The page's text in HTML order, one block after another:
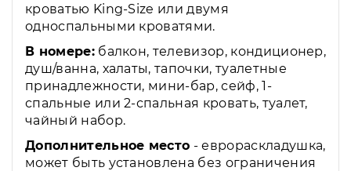
кроватью King-Size или двумя
односпальными кроватями.
В номере:балкон, телевизор, кондиционер,
душ/ванна, халаты, тапочки, туалетные
принадлежности, мини-бар, сейф, 1-
спальные или 2-спальная кровать, туалет,
чайный набор.
Дополнительное место - еврораскладушка,
может быть установлена без ограничения